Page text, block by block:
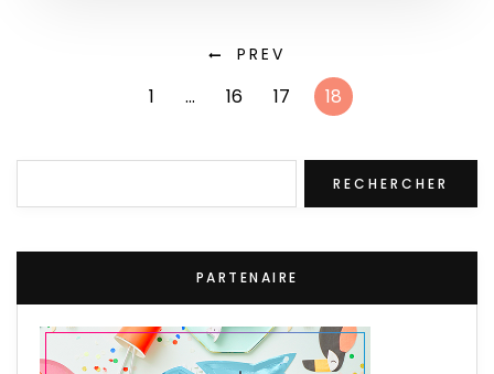
PREV
1 … 16 17 18
RECHERCHER
PARTENAIRE